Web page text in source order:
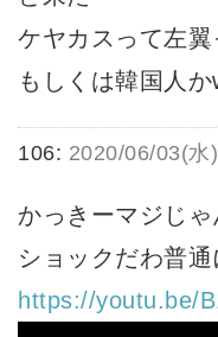
ケヤカスって左
もしくは韓国人か
106: 2020/06/03(
かっきーマジじ
ショックだわ普通
https://youtu.be/